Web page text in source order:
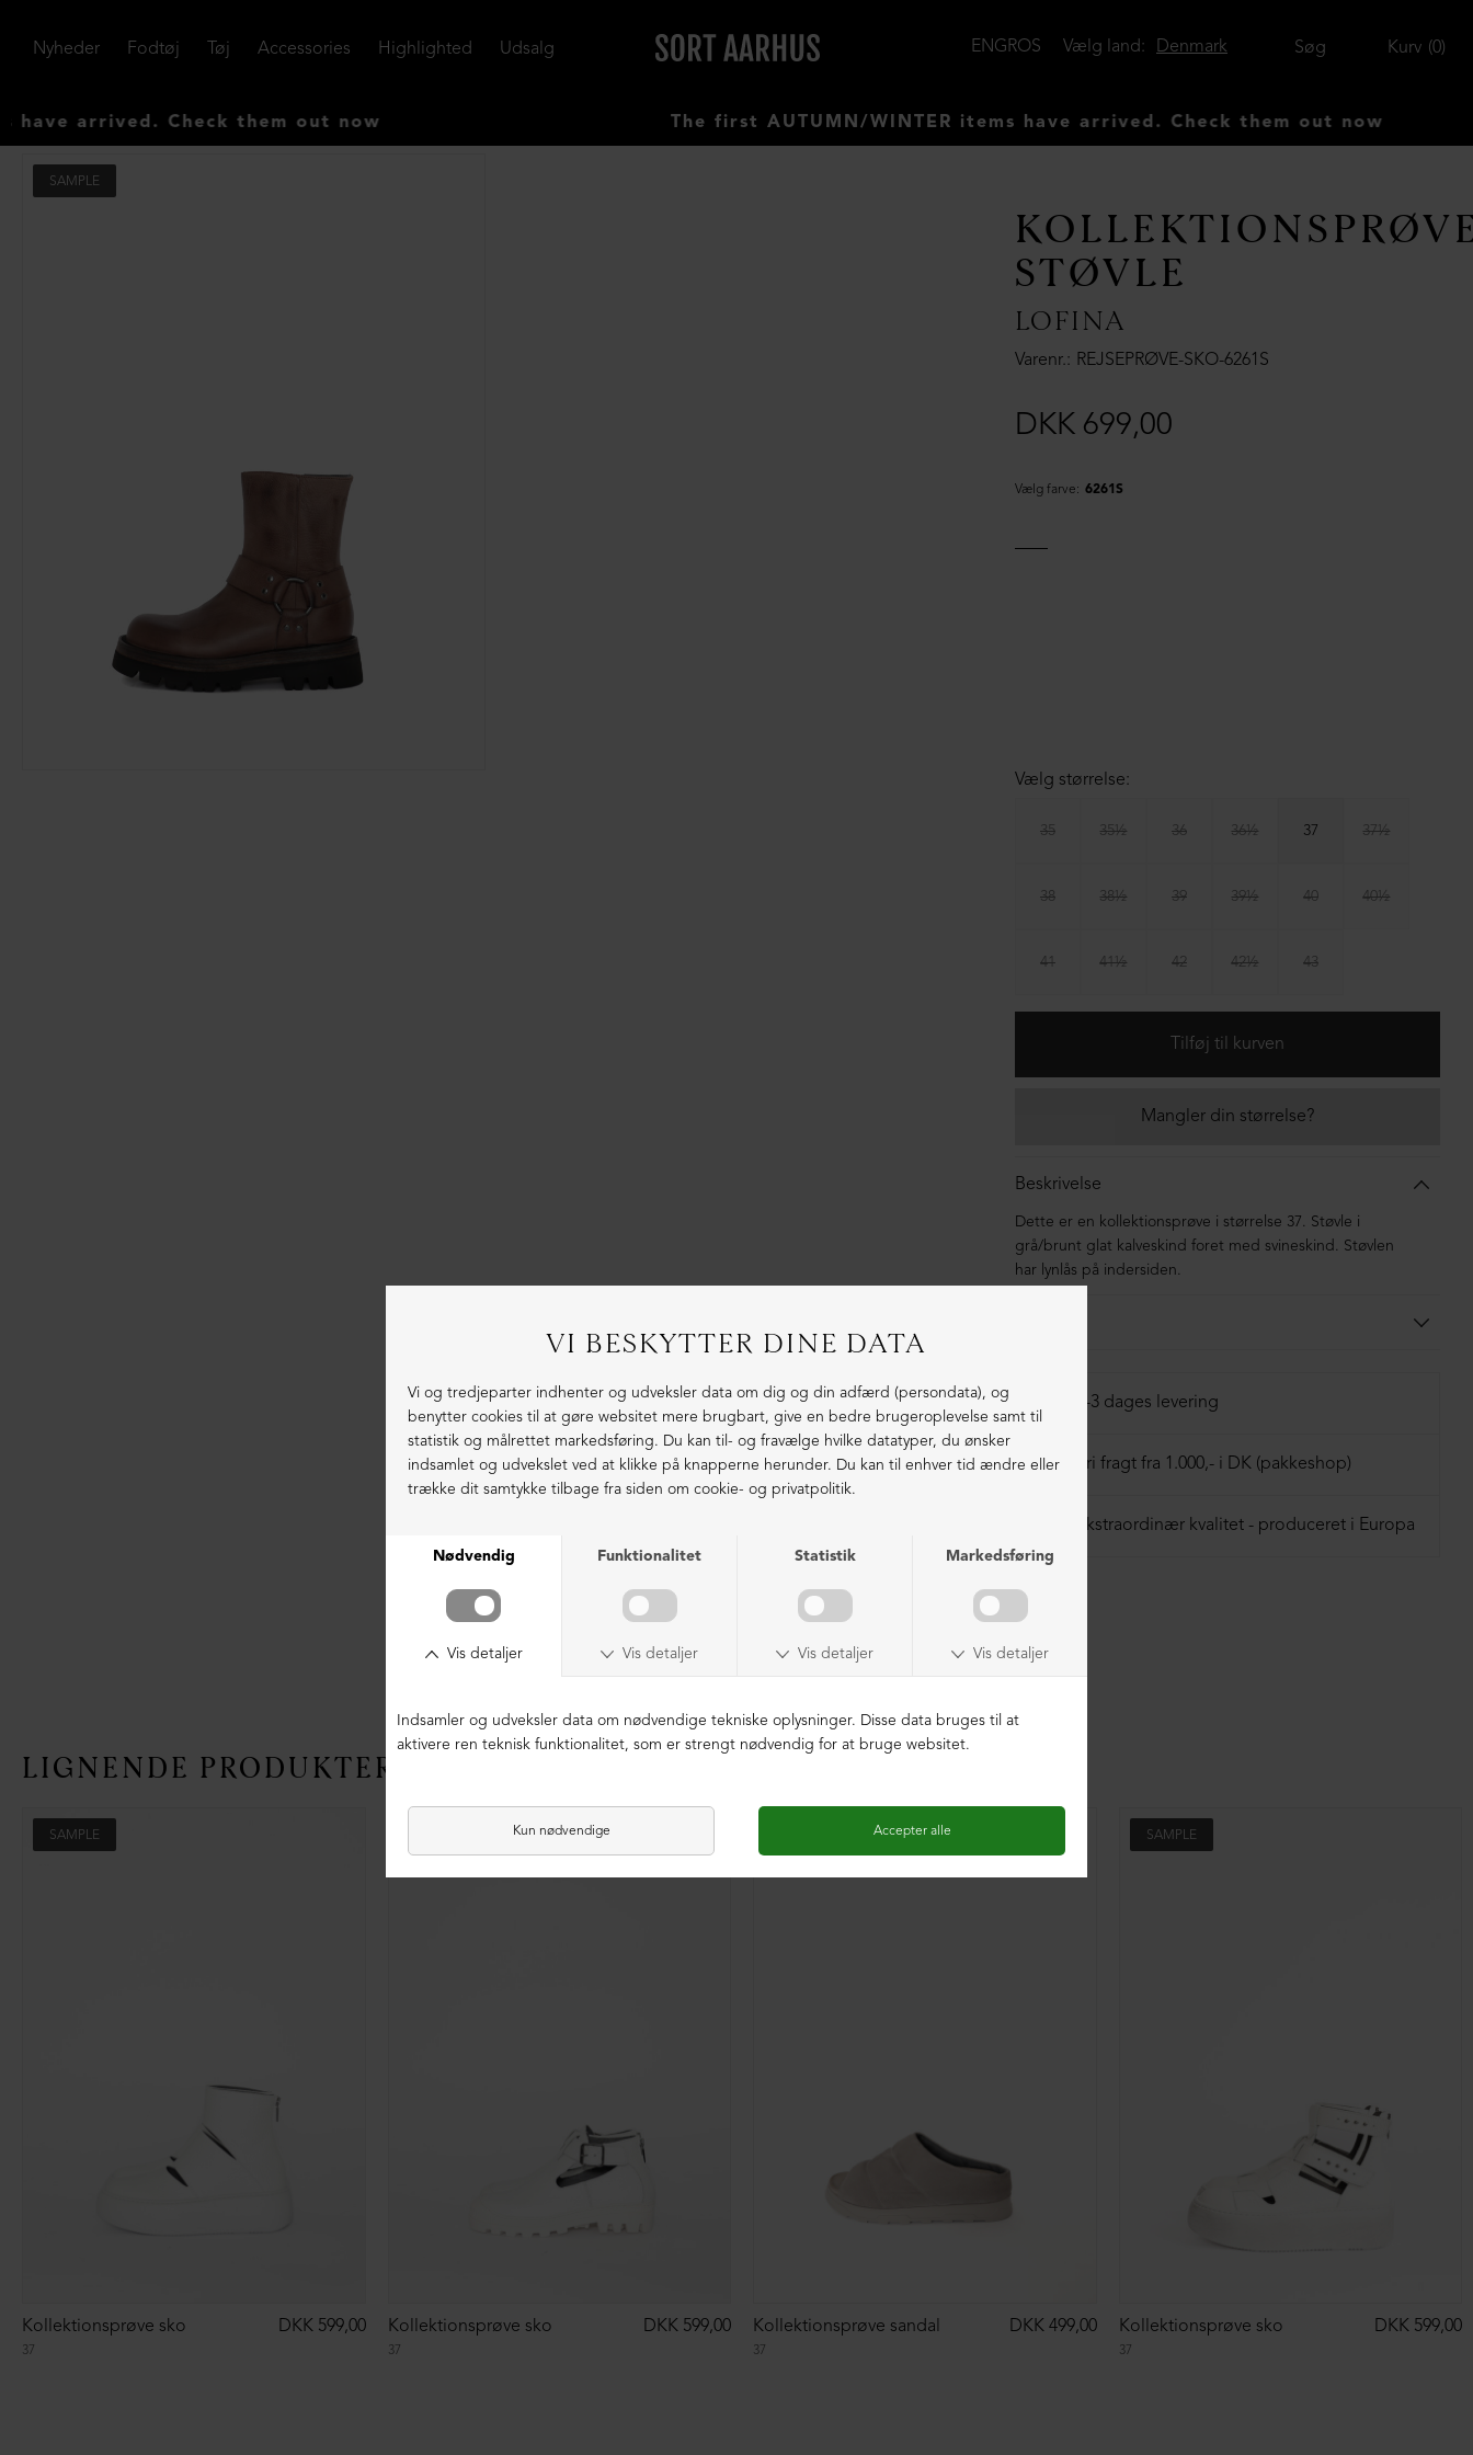
Nyheder Fodtøj Tøj Accessories Highlighted Udsalg Kurv 0
Søg
Denmark
Vælg land:
ENGROS
arrived. Check them out now The first AUTUMN/WINTER items have arrived. Check them out now
SAMPLE
STØVLE
LOFINA
Varenr. REJSEPRØVE-SKO-6261S
DKK 699,00
Vælg farve: 6261S
Vælg størrelse:
35 35½ 36 36½ 37 37½
38 38½ 39 39½ 40 40½
41 41½ 42 42½ 43
Mangler din størrelse?
Beskrivelse
Dette er en kollektionsprøve i størrelse 37. Støvle i
grå/brunt glat kalveskind foret med svineskind. Støvlen
har lynlås på indersiden.
1-3 dages levering
Fri fragt fra 1.000,- i DK (pakkeshop)
Ekstraordinær kvalitet - produceret i Europa
LIGNENDE PRODUKTER
SAMPLE
37
Kollektionsprøve sko DKK 599,00
37
Kollektionsprøve sko DKK 599,00
37
Kollektionsprøve sandal DKK 499,00
SAMPLE
37
Kollektionsprøve sko DKK 599,00